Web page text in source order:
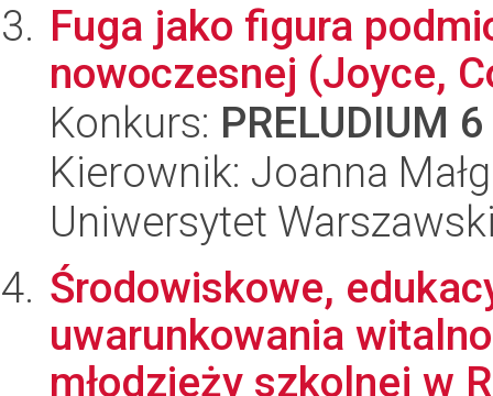
Fuga jako figura
nowoczesnej (Joyce,
Konkurs: PRELUDIUM 6
Kierownik: Joanna
Uniwersytet
Środowiskowe,
uwarunkowania
młodzieży szkolnej w